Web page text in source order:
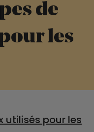
de
les
utilisés pour les